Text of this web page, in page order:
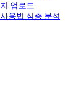
업로드
용법 심층 분석